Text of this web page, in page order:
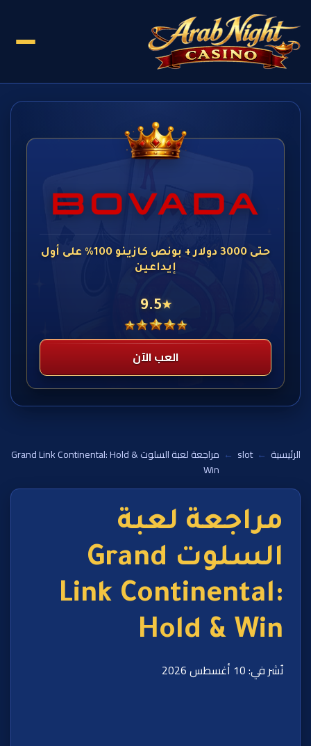
حتى 3000 دولار + بونص كازينو 100% على أول
إيداعين
★
9.5
العب الآن
الرئيسية ←
slot
←
مراجعة لعبة السلوت Grand Link Continental: Hold &
Win
مراجعة لعبة
السلوت Grand
Link Continental:
Hold & Win
نُشر في: 10 أغسطس 2026